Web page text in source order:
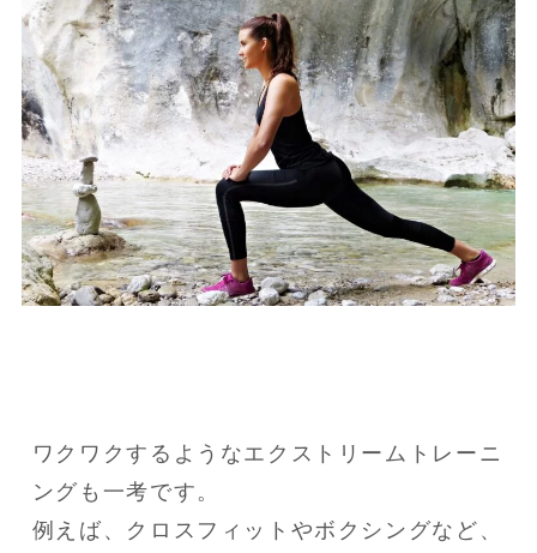
ワクワクするようなエクストリームトレーニ
ングも一考です。
例えば、クロスフィットやボクシングなど、